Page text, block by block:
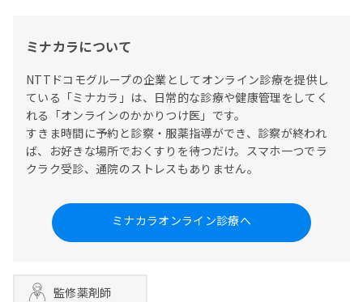
ミナカラについて
NTTドコモグループの企業としてオンライン診療を提供し
ている「ミナカラ」は、日常的な診療や健康管理をしてく
れる「オンラインのかかりつけ医」です。
すきま時間に予約と診察・服薬指導ができ、診察が終われ
ば、お好きな場所でおくすりを待つだけ。スマホ一つでラ
クラク受診、通院のストレスもありません。
ミナカラオンライン診療へ
監修薬剤師